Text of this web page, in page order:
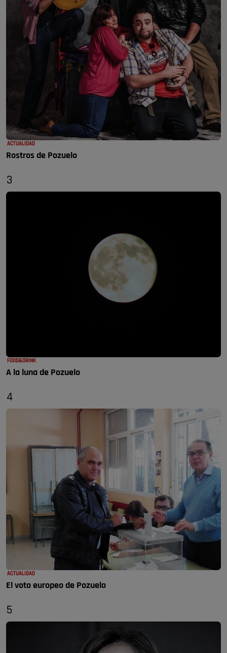
ACTUALIDAD
Rostros de Pozuelo
3
FOOD&DRINK
A la luna de Pozuelo
4
ACTUALIDAD
El voto europeo de Pozuelo
5